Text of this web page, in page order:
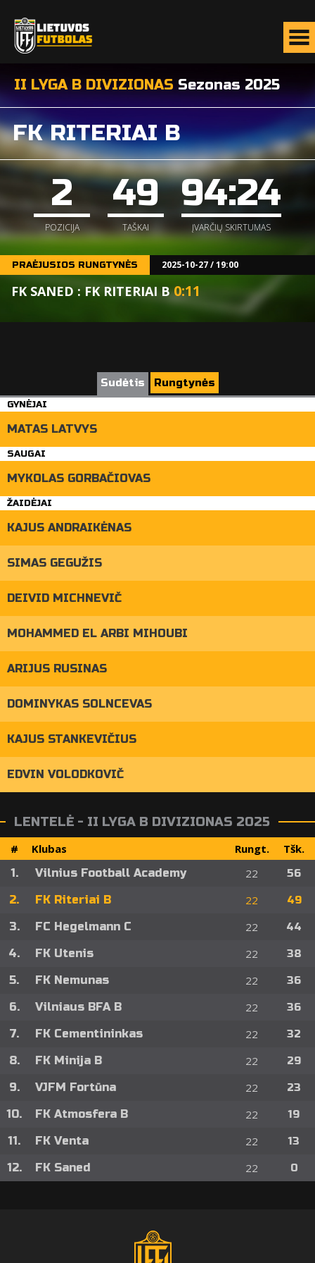
II LYGA B DIVIZIONASSezonas 2025
FK RITERIAI B
2
POZICIJA
49
TAŠKAI
94:24
ĮVARČIŲ SKIRTUMAS
PRAĖJUSIOS RUNGTYNĖS 2025-10-27 / 19:00
FK SANED : FK RITERIAI B0:11
Sudėtis Rungtynės
GYNĖJAI
MATAS LATVYS
SAUGAI
MYKOLAS GORBAČIOVAS
ŽAIDĖJAI
KAJUS ANDRAIKĖNAS
SIMAS GEGUŽIS
DEIVID MICHNEVIČ
MOHAMMED EL ARBI MIHOUBI
ARIJUS RUSINAS
DOMINYKAS SOLNCEVAS
KAJUS STANKEVIČIUS
EDVIN VOLODKOVIČ
LENTELĖ - II LYGA B DIVIZIONAS 2025
# Klubas Rungt. Tšk.
1. Vilnius Football Academy 22 56
2. FK Riteriai B 22 49
3. FC Hegelmann C 22 44
4. FK Utenis 22 38
5. FK Nemunas 22 36
6. Vilniaus BFA B 22 36
7. FK Cementininkas 22 32
8. FK Minija B 22 29
9. VJFM Fortūna 22 23
10. FK Atmosfera B 22 19
11. FK Venta 22 13
12. FK Saned 22 0